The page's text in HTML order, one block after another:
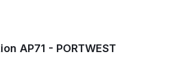
AP71 - PORTWEST